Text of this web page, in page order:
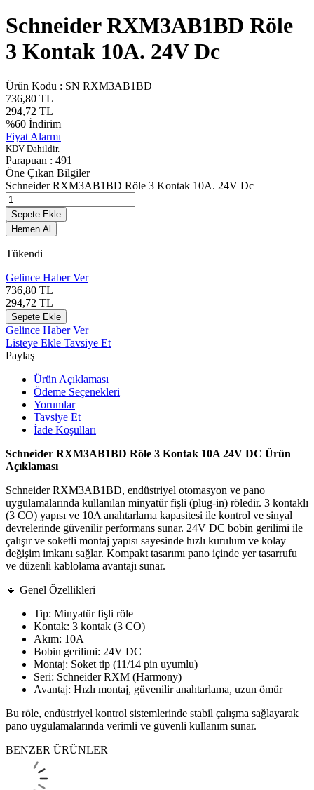
Schneider RXM3AB1BD Röle
3 Kontak 10A. 24V Dc
Ürün Kodu : SN RXM3AB1BD
736,80 TL
294,72 TL
%60 İndirim
Fiyat Alarmı
KDV Dahildir.
Parapuan : 491
Öne Çıkan Bilgiler
Schneider RXM3AB1BD Röle 3 Kontak 10A. 24V Dc
Sepete Ekle
Hemen Al
Tükendi
Gelince Haber Ver
736,80 TL
294,72 TL
Sepete Ekle
Gelince Haber Ver
Listeye Ekle Tavsiye Et
Paylaş
Ürün Açıklaması
Ödeme Seçenekleri
Yorumlar
Tavsiye Et
İade Koşulları
Schneider RXM3AB1BD Röle 3 Kontak 10A 24V DC Ürün
Açıklaması
Schneider RXM3AB1BD, endüstriyel otomasyon ve pano
uygulamalarında kullanılan minyatür fişli (plug-in) röledir. 3 kontaklı
(3 CO) yapısı ve 10A anahtarlama kapasitesi ile kontrol ve sinyal
devrelerinde güvenilir performans sunar. 24V DC bobin gerilimi ile
çalışır ve soketli montaj yapısı sayesinde hızlı kurulum ve kolay
değişim imkanı sağlar. Kompakt tasarımı pano içinde yer tasarrufu
ve düzenli kablolama avantajı sunar.
🔹 Genel Özellikleri
Tip: Minyatür fişli röle
Kontak: 3 kontak (3 CO)
Akım: 10A
Bobin gerilimi: 24V DC
Montaj: Soket tip (11/14 pin uyumlu)
Seri: Schneider RXM (Harmony)
Avantaj: Hızlı montaj, güvenilir anahtarlama, uzun ömür
Bu röle, endüstriyel kontrol sistemlerinde stabil çalışma sağlayarak
pano uygulamalarında verimli ve güvenli kullanım sunar.
BENZER ÜRÜNLER